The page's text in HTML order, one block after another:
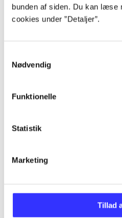
bunden af siden. Du kan læse
cookies under ”Detaljer”.
Nødvendig
Funktionelle
Statistik
Marketing
Tillad
Alle registrerede artikler